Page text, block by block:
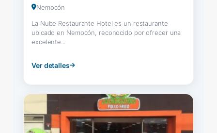
Nemocón
La Nube Restaurante Hotel es un restaurante
ubicado en Nemocón, reconocido por ofrecer una
excelente...
Ver detalles